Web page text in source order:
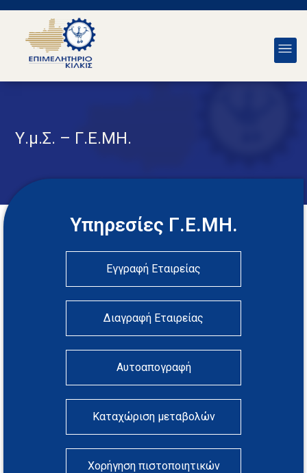
Υ.μ.Σ. – Γ.Ε.ΜΗ.
Υπηρεσίες Γ.Ε.ΜΗ.
Εγγραφή Εταιρείας
Διαγραφή Εταιρείας
Αυτοαπογραφή
Καταχώριση μεταβολών
Χορήγηση πιστοποιητικών